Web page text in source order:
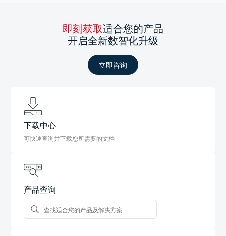
即刻获取适合您的产品
开启全新数智化升级
立即咨询
下载中心
可快速查询并下载您所需要的文档
产品查询